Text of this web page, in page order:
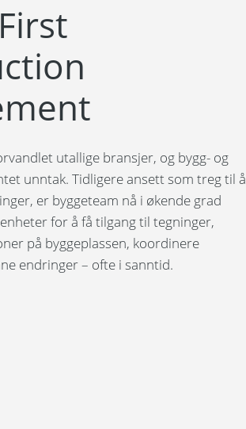
utallige bransjer, og bygg- og
unntak. Tidligere ansett som treg til å
er byggeteam nå i økende grad
for å få tilgang til tegninger,
på byggeplassen, koordinere
endringer – ofte i sanntid.